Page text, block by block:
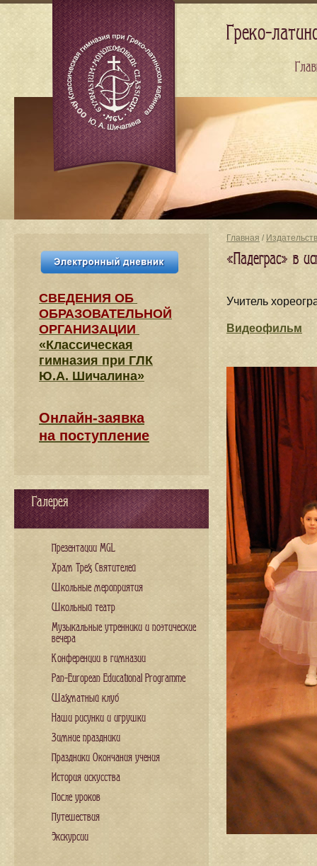
Главная /
«Падеграс» в
Учитель
Видеофильм
СВЕДЕНИЯ​ ОБ
ОБРАЗОВАТЕЛЬНОЙ
ОРГАНИЗАЦИИ
«Классическая
гимназия при ГЛК
Ю.А. Шичалина»
Онлайн-заявка
на поступление
Галерея
Презентации MGL
Храм Трех Святителей
Школьные мероприятия
Школьный театр
Музыкальные утренники и поэтические
вечера
Конференции в гимназии
Pan-European Educational Programme
Шахматный клуб
Наши рисунки и игрушки
Зимние праздники
Праздники Окончания учения
История искусства
После уроков
Путешествия
Экскурсии
Греко-